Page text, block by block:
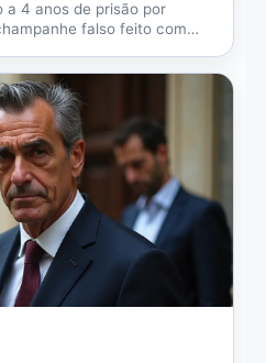
a 4 anos de prisão por
falso feito com